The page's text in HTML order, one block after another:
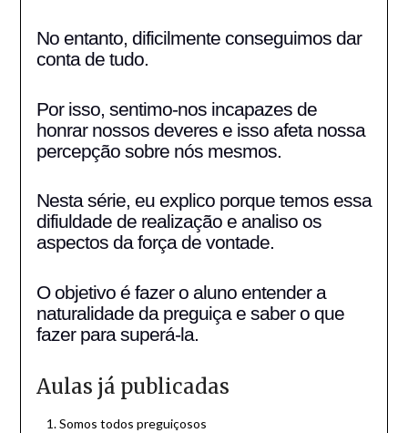
No entanto, dificilmente conseguimos dar
conta de tudo.
Por isso, sentimo-nos incapazes de
honrar nossos deveres e isso afeta nossa
percepção sobre nós mesmos.
Nesta série, eu explico porque temos essa
difiuldade de realização e analiso os
aspectos da força de vontade.
O objetivo é fazer o aluno entender a
naturalidade da preguiça e saber o que
fazer para superá-la.
Aulas já publicadas
Somos todos preguiçosos